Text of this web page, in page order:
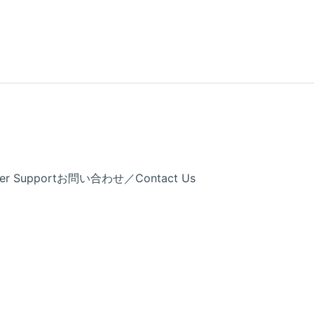
Supportお問い合わせ／Contact Us